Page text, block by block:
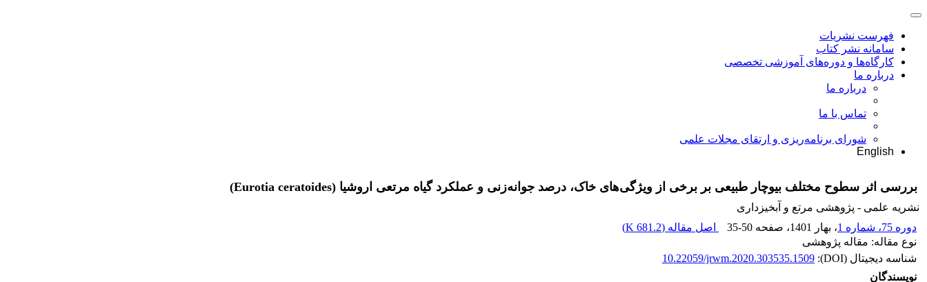
فهرست نشریات
سامانه نشر کتاب
کارگاه‌ها و دوره‌های آموزشی تخصصی
درباره ما
درباره ما
تماس با ما
شورای برنامه‌ریزی و ارتقای مجلات علمی
English
بررسی اثر سطوح مختلف بیوچار طبیعی بر برخی از ویژگی‌های خاک، درصد جوانه‌زنی و عملکرد گیاه مرتعی اروشیا (Eurotia ceratoides)
نشریه علمی - پژوهشی مرتع و آبخیزداری
دوره 75، شماره 1
، بهار 1401 ، صفحه 35-50 اصل مقاله (681.2 K
)
نوع مقاله: مقاله پژوهشی
شناسه دیجیتال (DOI):
10.22059/jrwm.2020.303535.1509
نویسندگان